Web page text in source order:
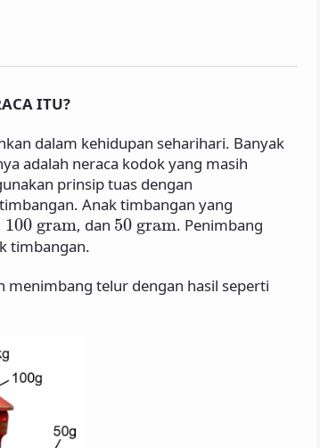
ITU?
dalam kehidupan seharihari. Banyak
adalah neraca kodok yang masih
prinsip tuas dengan
Anak timbangan yang
100 gram
100gram, dan 50 gram
50 gram. Penimbang
timbangan.
menimbang telur dengan hasil seperti